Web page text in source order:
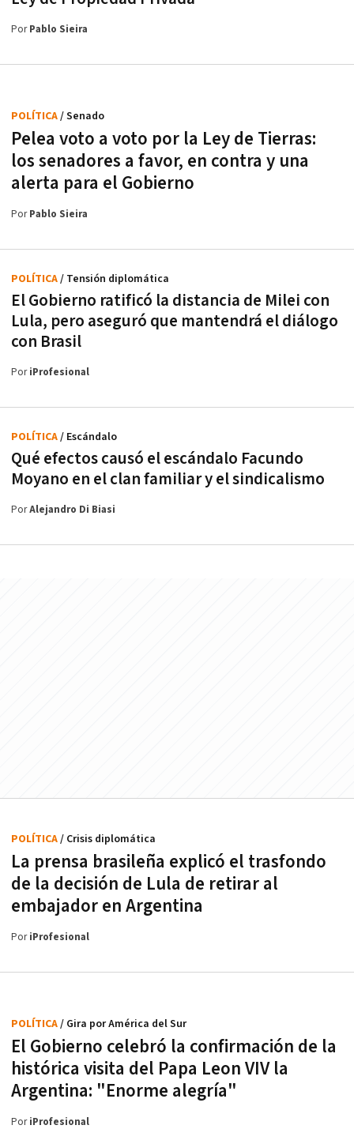
PorPablo Sieira
Pelea voto a voto por la Ley de Tierras:
los senadores a favor, en contra y una
alerta para el Gobierno
POLÍTICA/ Senado
PorPablo Sieira
El Gobierno ratificó la distancia de Milei con
Lula, pero aseguró que mantendrá el diálogo
con Brasil
POLÍTICA/ Tensión diplomática
PoriProfesional
Qué efectos causó el escándalo Facundo
Moyano en el clan familiar y el sindicalismo
POLÍTICA/ Escándalo
PorAlejandro Di Biasi
La prensa brasileña explicó el trasfondo
de la decisión de Lula de retirar al
embajador en Argentina
POLÍTICA/ Crisis diplomática
PoriProfesional
El Gobierno celebró la confirmación de la
histórica visita del Papa Leon VIV la
Argentina: "Enorme alegría"
POLÍTICA/ Gira por América del Sur
PoriProfesional